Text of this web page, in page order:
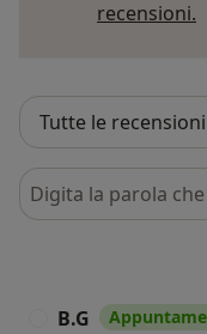
recensioni.
Cerca nelle
B.G